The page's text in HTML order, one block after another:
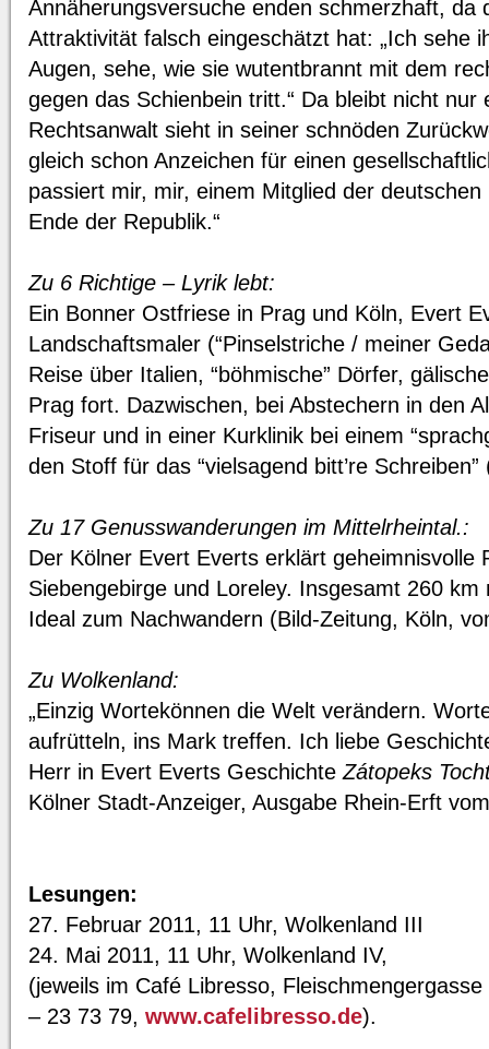
Annäherungsversuche enden schmerzhaft, da
Attraktivität falsch eingeschätzt hat: „Ich sehe
Augen, sehe, wie sie wutentbrannt mit dem
gegen das Schienbein tritt.“ Da bleibt nicht
Rechtsanwalt sieht in seiner schnöden
gleich schon Anzeichen für einen
passiert mir, mir, einem Mitglied der
Ende der Republik.“
Zu 6 Richtige – Lyrik lebt:
Ein Bonner Ostfriese in Prag und Köln, Evert
Landschaftsmaler (“Pinselstriche / meiner
Reise über Italien, “böhmische” Dörfer,
Prag fort. Dazwischen, bei Abstechern in den
Friseur und in einer Kurklinik bei einem
den Stoff für das “vielsagend bitt’re
Zu 17 Genusswanderungen im Mittelrheintal.:
Der Kölner Evert Everts erklärt geheimnisvolle
Siebengebirge und Loreley. Insgesamt 260
Ideal zum Nachwandern (Bild-Zeitung, Köln,
Zu Wolkenland:
„Einzig Wortekönnen die Welt verändern.
aufrütteln, ins Mark treffen. Ich liebe
Herr in Evert Everts Geschichte Zátopeks
Kölner Stadt-Anzeiger, Ausgabe Rhein-Erft
Lesungen:
27. Februar 2011, 11 Uhr, Wolkenland III
24. Mai 2011, 11 Uhr, Wolkenland IV,
(jeweils im Café Libresso,
– 23 73 79, www.cafelibresso.de).